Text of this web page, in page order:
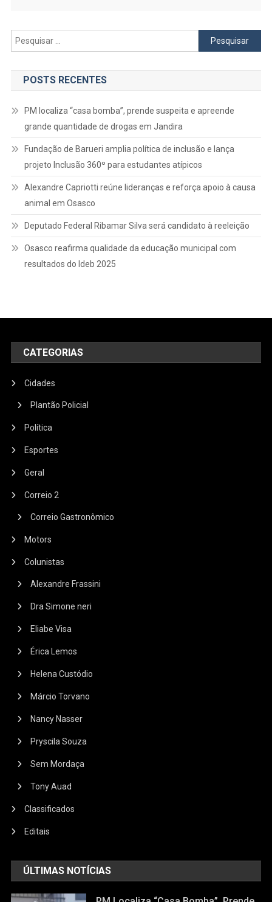
Pesquisar
por:
POSTS RECENTES
PM localiza “casa bomba”, prende suspeita e apreende
grande quantidade de drogas em Jandira
Fundação de Barueri amplia política de inclusão e lança
projeto Inclusão 360º para estudantes atípicos
Alexandre Capriotti reúne lideranças e reforça apoio à causa
animal em Osasco
Deputado Federal Ribamar Silva será candidato à reeleição
Osasco reafirma qualidade da educação municipal com
resultados do Ideb 2025
CATEGORIAS
Cidades
Plantão Policial
Política
Esportes
Geral
Correio 2
Correio Gastronômico
Motors
Colunistas
Alexandre Frassini
Dra Simone neri
Eliabe Visa
Érica Lemos
Helena Custódio
Márcio Torvano
Nancy Nasser
Pryscila Souza
Sem Mordaça
Tony Auad
Classificados
Editais
ÚLTIMAS NOTÍCIAS